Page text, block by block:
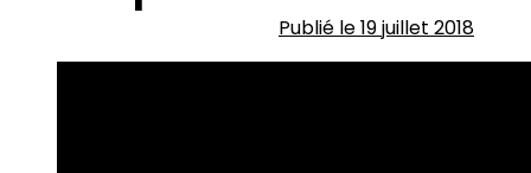
Publié le 19 juillet 2018